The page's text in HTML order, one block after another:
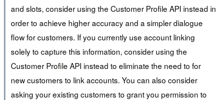
and slots, consider using the Customer Profile API instead in
order to achieve higher accuracy and a simpler dialogue
flow for customers. If you currently use account linking
solely to capture this information, consider using the
Customer Profile API instead to eliminate the need to for
new customers to link accounts. You can also consider
asking your existing customers to grant you permission to